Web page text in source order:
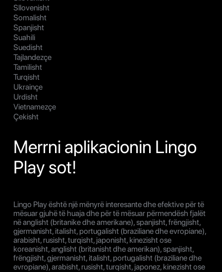
Sllovenisht
Somalisht
Spanjisht
Suahili
Suedisht
Tajlandezçe
Tamilisht
Turqisht
Ukrainçe
Urdisht
Vietnamezçe
Çekisht
Merrni aplikacionin Lingo
Play sot!
Lingo Play është një mënyrë interesante dhe efektive për të
mësuar gjuhë të huaja dhe për të mësuar përmendësh fjalët
në anglisht (britanike dhe amerikane), spanjisht, frëngjisht,
gjermanisht, italisht, portugalisht (braziliane dhe evropiane),
arabisht, rusisht, turqisht, japonisht, kinezisht ose
koreanisht, anglisht (britanisht dhe amerikan), spanjisht,
frëngjisht, gjermanisht, italisht, portugalisht (braziliane dhe
evropiane), arabisht, rusisht, turqisht, japonez, kinezisht ose